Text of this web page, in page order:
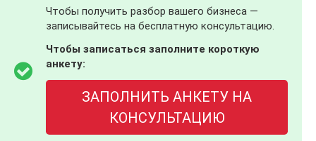
Чтобы получить разбор вашего бизнеса —
записывайтесь на бесплатную консультацию.
Чтобы записаться заполните короткую
анкету:
ЗАПОЛНИТЬ АНКЕТУ НА
КОНСУЛЬТАЦИЮ